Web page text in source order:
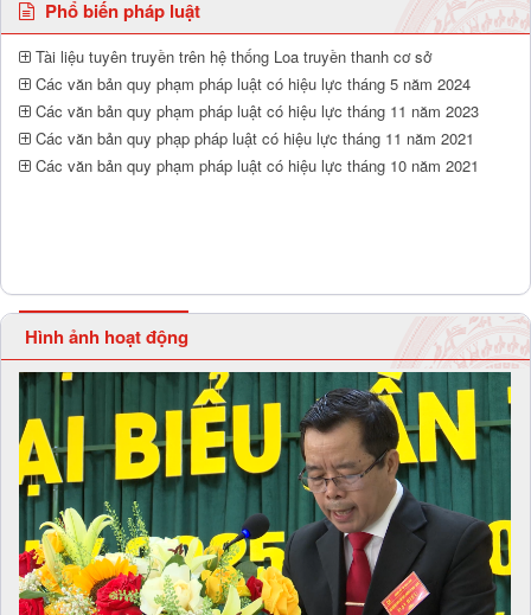
Phổ biến pháp luật
Tài liệu tuyên truyền trên hệ thống Loa truyền thanh cơ sở
Các văn bản quy phạm pháp luật có hiệu lực tháng 5 năm 2024
Các văn bản quy phạm pháp luật có hiệu lực tháng 11 năm 2023
Các văn bản quy phạp pháp luật có hiệu lực tháng 11 năm 2021
Các văn bản quy phạm pháp luật có hiệu lực tháng 10 năm 2021
Hình ảnh hoạt động